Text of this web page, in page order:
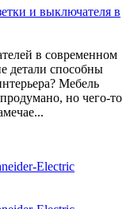
и выключателя в
в современном
детали способны
Мебель
но чего-то
Electric